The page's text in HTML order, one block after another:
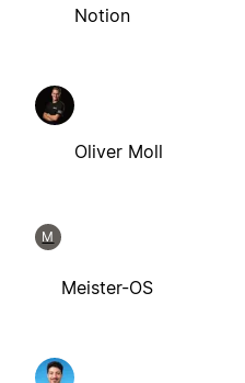
Notion
Oliver Moll
M
Meister-OS